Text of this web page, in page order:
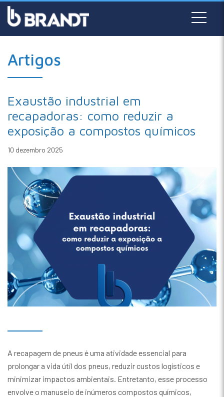
Artigos
Exaustão industrial em
recapadoras: como reduzir a
exposição a compostos químicos
10 dezembro 2025
A recapagem de pneus é uma atividade essencial para
prolongar a vida útil dos pneus, reduzir custos logísticos e
minimizar impactos ambientais. Entretanto, esse processo
envolve o manuseio de inúmeros compostos químicos,